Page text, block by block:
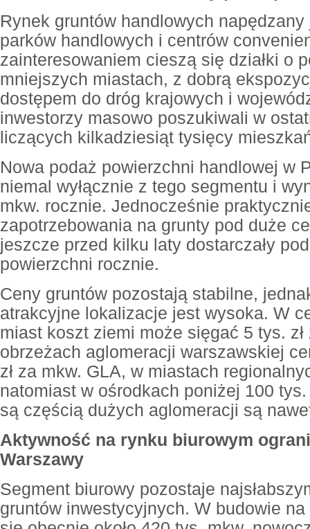
Rynek gruntów handlowych
parków handlowych i centrów
zainteresowaniem cieszą się działki o
mniejszych miastach, z dobrą
dostępem do dróg krajowych i
inwestorzy masowo poszukiwali w
liczących kilkadziesiąt tysięcy
Nowa podaż powierzchni handlowej w
niemal wyłącznie z tego segmentu i
mkw. rocznie. Jednocześnie
zapotrzebowania na grunty pod duże
jeszcze przed kilku laty dostarczały
powierzchni rocznie.
Ceny gruntów pozostają stabilne,
atrakcyjne lokalizacje jest wysoka. W
miast koszt ziemi może sięgać 5 tys.
obrzeżach aglomeracji warszawskiej
zł za mkw. GLA, w miastach
natomiast w ośrodkach poniżej 100
są częścią dużych aglomeracji są
Aktywność na rynku biurowym
Warszawy
Segment biurowy pozostaje
gruntów inwestycyjnych. W budowie